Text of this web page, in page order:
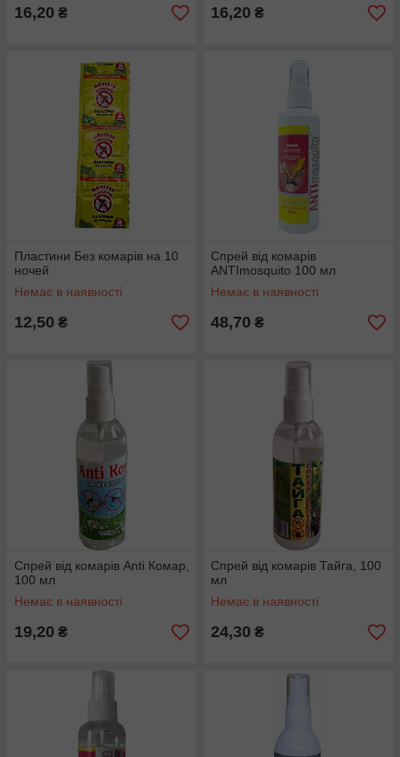
16,20 ₴ 16,20 ₴
Пластини Без комарів на 10
ночей
Немає в наявності
12,50 ₴
Спрей від комарів
ANTImosquito 100 мл
Немає в наявності
48,70 ₴
Спрей від комарів Аnti Комар,
100 мл
Немає в наявності
19,20 ₴
Спрей від комарів Тайга, 100
мл
Немає в наявності
24,30 ₴